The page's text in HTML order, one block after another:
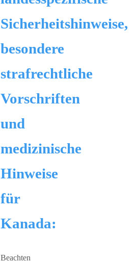
Sicherheitshinweise,
besondere
strafrechtliche
Vorschriften
und
medizinische
Hinweise
für
Kanada:
Beachten